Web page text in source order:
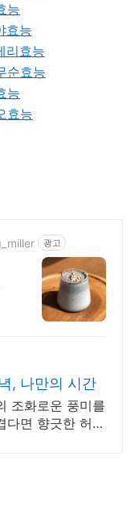
능
효능
리효능
순효능
능
효능
광고
, 나만의 시간
조화로운 풍미를
다면 향긋한 허브